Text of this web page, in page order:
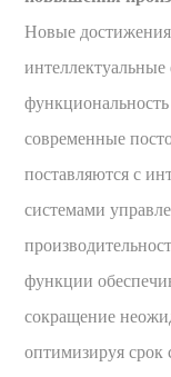
Новые
современные
поставляются с
системами
функции
сокращение
оптимизируя срок